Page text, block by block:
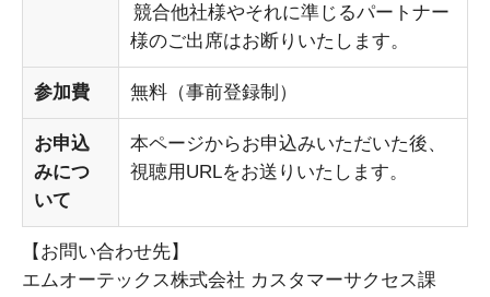
競合他社様やそれに準じるパートナー
様のご出席はお断りいたします。
参加費 無料（事前登録制）
お申込
みにつ
いて
本ページからお申込みいただいた後、
視聴用URLをお送りいたします。
【お問い合わせ先】
エムオーテックス株式会社 カスタマーサクセス課